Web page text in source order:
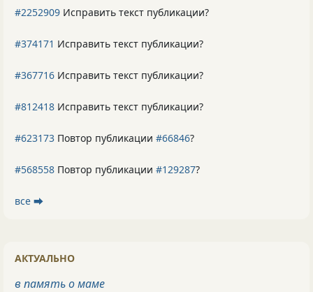
#2252909 Исправить текст публикации?
#374171 Исправить текст публикации?
#367716 Исправить текст публикации?
#812418 Исправить текст публикации?
#623173 Повтор публикации #66846?
#568558 Повтор публикации #129287?
все ⮕
АКТУАЛЬНО
в память о маме